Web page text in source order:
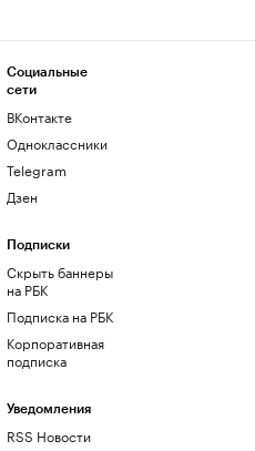
Социальные
сети
ВКонтакте
Одноклассники
Telegram
Дзен
Подписки
Скрыть баннеры
на РБК
Подписка на РБК
Корпоративная
подписка
Уведомления
RSS Новости